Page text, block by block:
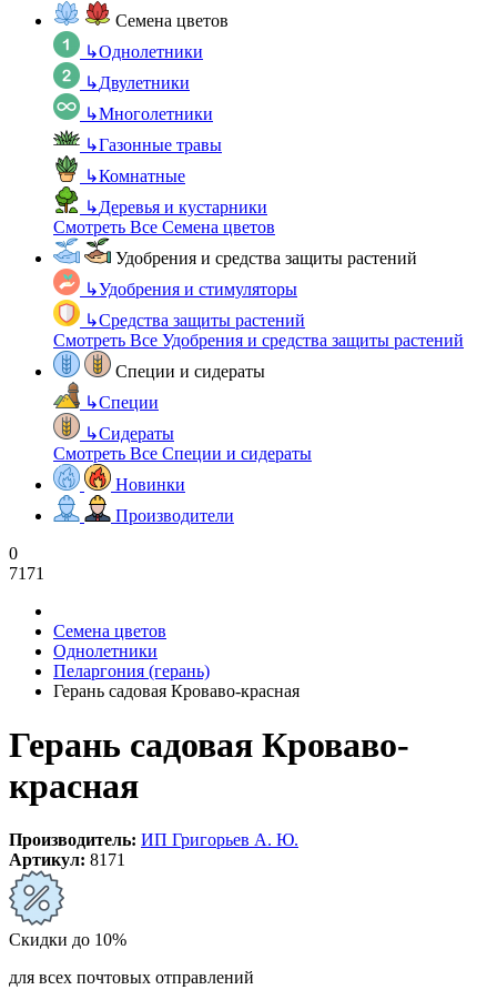
Семена цветов
↳Однолетники
↳Двулетники
↳Многолетники
↳Газонные травы
↳Комнатные
↳Деревья и кустарники
Смотреть Все Семена цветов
Удобрения и средства защиты растений
↳Удобрения и стимуляторы
↳Средства защиты растений
Смотреть Все Удобрения и средства защиты растений
Специи и сидераты
↳Специи
↳Сидераты
Смотреть Все Специи и сидераты
Новинки
Производители
0
7171
Семена цветов
Однолетники
Пеларгония (герань)
Герань садовая Кроваво-красная
Герань садовая Кроваво-
красная
Производитель: ИП Григорьев А. Ю.
Артикул: 8171
Скидки до 10%
для всех почтовых отправлений